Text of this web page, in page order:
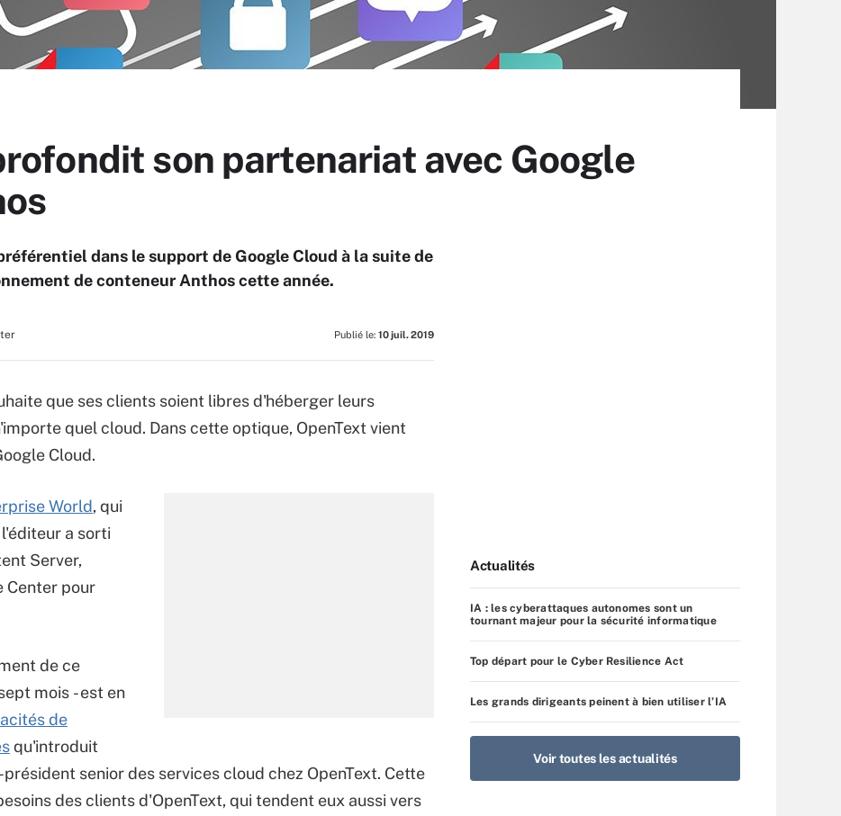
son partenariat avec Google
dans le support de Google Cloud à la suite de
de conteneur Anthos cette année.
Publié le: 10 juil. 2019
que ses clients soient libres d'héberger leurs
quel cloud. Dans cette optique, OpenText vient
Cloud.
World, qui
a sorti
Server,
Center pour
de ce
mois - est en
de
qu'introduit
senior des services cloud chez OpenText. Cette
des clients d'OpenText, qui tendent eux aussi vers
Actualités
IA : les cyberattaques autonomes sont un
tournant majeur pour la sécurité informatique
Top départ pour le Cyber Resilience Act
Les grands dirigeants peinent à bien utiliser l’IA
Voir toutes les actualités